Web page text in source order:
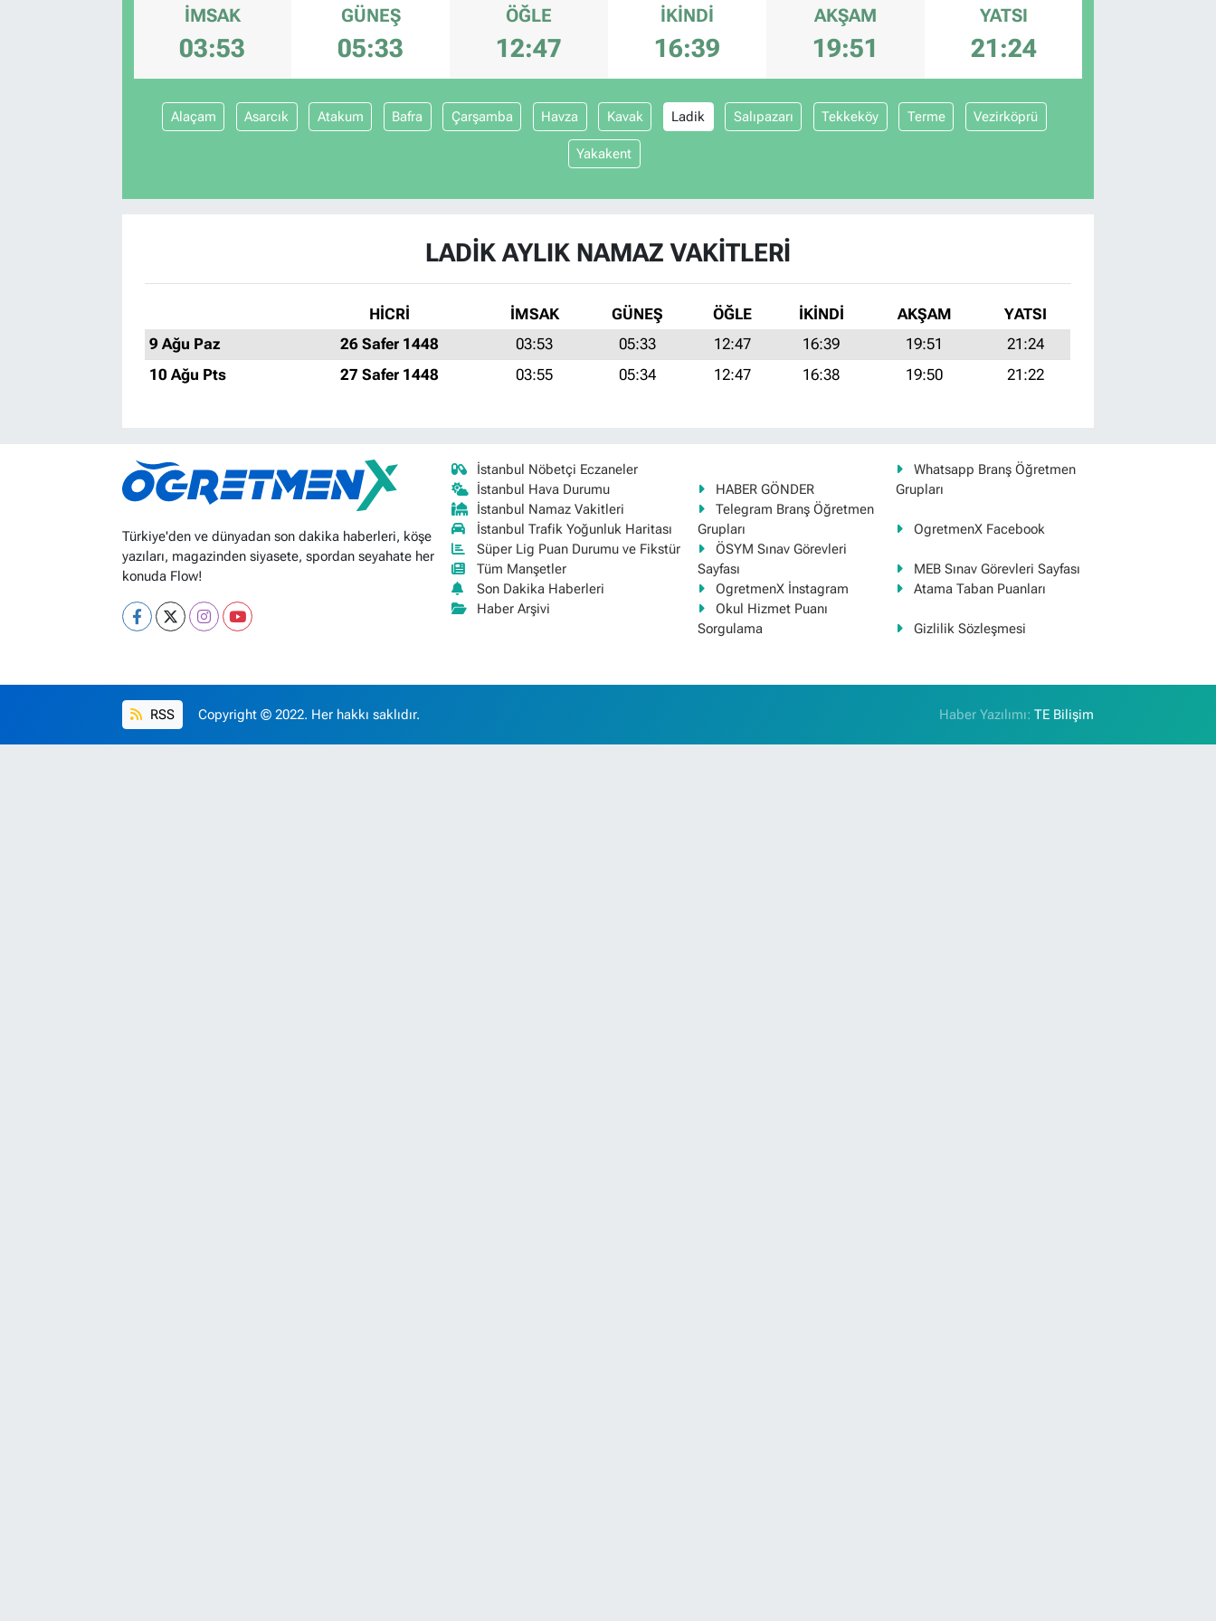
İMSAK
03:53
GÜNEŞ
05:33
ÖĞLE
12:47
İKINDI
16:39
AKŞAM
19:51
YATSI
21:24
Alaçam Asarcık Atakum Bafra Çarşamba Havza Kavak Ladik Salıpazarı Tekkeköy Terme Vezirköprü
Yakakent
LADIK AYLIK NAMAZ VAKITLERI
HİCRİ İMSAK GÜNEŞ ÖĞLE İKINDI AKŞAM
YATSI
9 Ağu Paz
26 Safer 1448 03:53 05:33 12:47 16:39 19:51
21:24
10 Ağu Pts
27 Safer 1448 03:55 05:34 12:47 16:38 19:50 21:22
Türkiye'den ve dünyadan son dakika haberleri, köşe
yazıları, magazinden siyasete, spordan seyahate her
konuda Flow!
İstanbul Nöbetçi Eczaneler
İstanbul Hava Durumu
İstanbul Namaz Vakitleri
İstanbul Trafik Yoğunluk Haritası
Süper Lig Puan Durumu ve Fikstür
Tüm Manşetler
Son Dakika Haberleri
Haber Arşivi
HABER GÖNDER
Whatsapp Branş Öğretmen
Grupları
Telegram Branş Öğretmen
Grupları
OgretmenX Facebook
ÖSYM Sınav Görevleri
Sayfası
MEB Sınav Görevleri Sayfası
OgretmenX İnstagram
Atama Taban Puanları
Okul Hizmet Puanı
Sorgulama
Gizlilik Sözleşmesi
RSS Copyright © 2022. Her hakkı saklıdır. Haber Yazılımı:TE Bilişim